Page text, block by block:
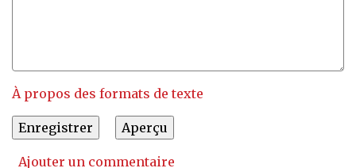
À propos des formats de texte
Ajouter un commentaire